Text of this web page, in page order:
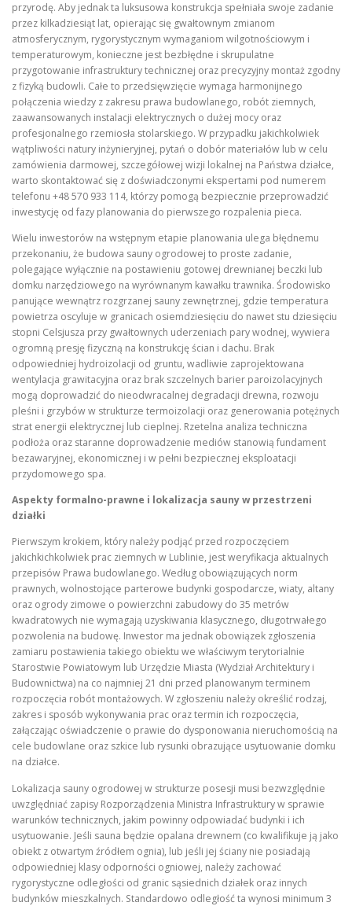
przyrodę. Aby jednak ta luksusowa konstrukcja spełniała swoje zadanie
przez kilkadziesiąt lat, opierając się gwałtownym zmianom
atmosferycznym, rygorystycznym wymaganiom wilgotnościowym i
temperaturowym, konieczne jest bezbłędne i skrupulatne
przygotowanie infrastruktury technicznej oraz precyzyjny montaż zgodny
z fizyką budowli. Całe to przedsięwzięcie wymaga harmonijnego
połączenia wiedzy z zakresu prawa budowlanego, robót ziemnych,
zaawansowanych instalacji elektrycznych o dużej mocy oraz
profesjonalnego rzemiosła stolarskiego. W przypadku jakichkolwiek
wątpliwości natury inżynieryjnej, pytań o dobór materiałów lub w celu
zamówienia darmowej, szczegółowej wizji lokalnej na Państwa działce,
warto skontaktować się z doświadczonymi ekspertami pod numerem
telefonu +48 570 933 114, którzy pomogą bezpiecznie przeprowadzić
inwestycję od fazy planowania do pierwszego rozpalenia pieca.
Wielu inwestorów na wstępnym etapie planowania ulega błędnemu
przekonaniu, że budowa sauny ogrodowej to proste zadanie,
polegające wyłącznie na postawieniu gotowej drewnianej beczki lub
domku narzędziowego na wyrównanym kawałku trawnika. Środowisko
panujące wewnątrz rozgrzanej sauny zewnętrznej, gdzie temperatura
powietrza oscyluje w granicach osiemdziesięciu do nawet stu dziesięciu
stopni Celsjusza przy gwałtownych uderzeniach pary wodnej, wywiera
ogromną presję fizyczną na konstrukcję ścian i dachu. Brak
odpowiedniej hydroizolacji od gruntu, wadliwie zaprojektowana
wentylacja grawitacyjna oraz brak szczelnych barier paroizolacyjnych
mogą doprowadzić do nieodwracalnej degradacji drewna, rozwoju
pleśni i grzybów w strukturze termoizolacji oraz generowania potężnych
strat energii elektrycznej lub cieplnej. Rzetelna analiza techniczna
podłoża oraz staranne doprowadzenie mediów stanowią fundament
bezawaryjnej, ekonomicznej i w pełni bezpiecznej eksploatacji
przydomowego spa.
Aspekty formalno-prawne i lokalizacja sauny w przestrzeni
działki
Pierwszym krokiem, który należy podjąć przed rozpoczęciem
jakichkichkolwiek prac ziemnych w Lublinie, jest weryfikacja aktualnych
przepisów Prawa budowlanego. Według obowiązujących norm
prawnych, wolnostojące parterowe budynki gospodarcze, wiaty, altany
oraz ogrody zimowe o powierzchni zabudowy do 35 metrów
kwadratowych nie wymagają uzyskiwania klasycznego, długotrwałego
pozwolenia na budowę. Inwestor ma jednak obowiązek zgłoszenia
zamiaru postawienia takiego obiektu we właściwym terytorialnie
Starostwie Powiatowym lub Urzędzie Miasta (Wydział Architektury i
Budownictwa) na co najmniej 21 dni przed planowanym terminem
rozpoczęcia robót montażowych. W zgłoszeniu należy określić rodzaj,
zakres i sposób wykonywania prac oraz termin ich rozpoczęcia,
załączając oświadczenie o prawie do dysponowania nieruchomością na
cele budowlane oraz szkice lub rysunki obrazujące usytuowanie domku
na działce.
Lokalizacja sauny ogrodowej w strukturze posesji musi bezwzględnie
uwzględniać zapisy Rozporządzenia Ministra Infrastruktury w sprawie
warunków technicznych, jakim powinny odpowiadać budynki i ich
usytuowanie. Jeśli sauna będzie opalana drewnem (co kwalifikuje ją jako
obiekt z otwartym źródłem ognia), lub jeśli jej ściany nie posiadają
odpowiedniej klasy odporności ogniowej, należy zachować
rygorystyczne odległości od granic sąsiednich działek oraz innych
budynków mieszkalnych. Standardowo odległość ta wynosi minimum 3